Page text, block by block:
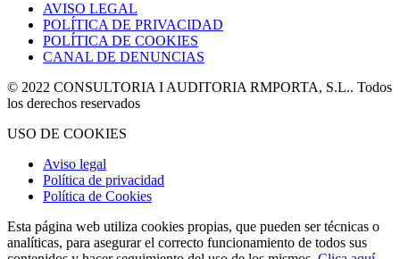
AVISO LEGAL
POLÍTICA DE PRIVACIDAD
POLÍTICA DE COOKIES
CANAL DE DENUNCIAS
© 2022 CONSULTORIA I AUDITORIA RMPORTA, S.L.. Todos
los derechos reservados
USO DE COOKIES
Aviso legal
Política de privacidad
Política de Cookies
Esta página web utiliza cookies propias, que pueden ser técnicas o
analíticas, para asegurar el correcto funcionamiento de todos sus